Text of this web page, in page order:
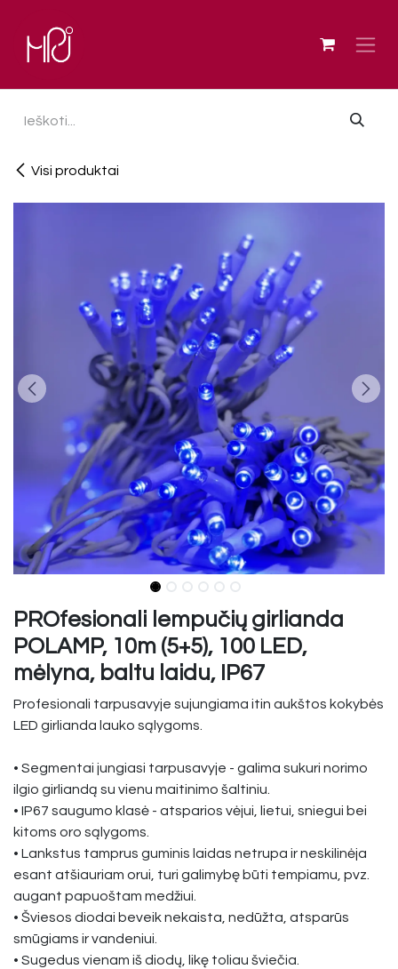
Visi produktai
PROfesionali lempučių girlianda
POLAMP, 10m (5+5), 100 LED,
mėlyna, baltu laidu, IP67
Profesionali tarpusavyje sujungiama itin aukštos kokybės
LED girlianda lauko sąlygoms.
• Segmentai jungiasi tarpusavyje - galima sukuri norimo
ilgio girliandą su vienu maitinimo šaltiniu.
• IP67 saugumo klasė - atsparios vėjui, lietui, sniegui bei
kitoms oro sąlygoms.
• Lankstus tamprus guminis laidas netrupa ir neskilinėja
esant atšiauriam orui, turi galimybę būti tempiamu, pvz.
augant papuoštam medžiui.
• Šviesos diodai beveik nekaista, nedūžta, atsparūs
smūgiams ir vandeniui.
• Sugedus vienam iš diodų, likę toliau šviečia.